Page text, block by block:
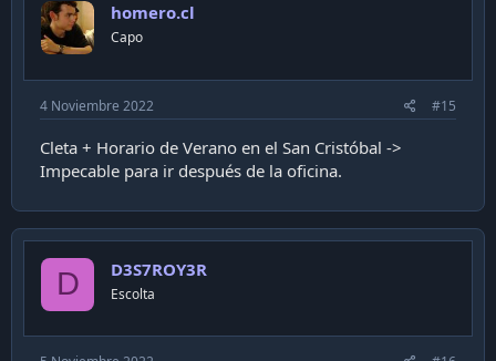
o
n
s
homero.cl
Capo
4 Noviembre 2022 #15
Cleta + Horario de Verano en el San Cristóbal ->
Impecable para ir después de la oficina.
D D3S7ROY3R
Escolta